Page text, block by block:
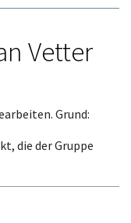
Vetter
Grund:
die der Gruppe